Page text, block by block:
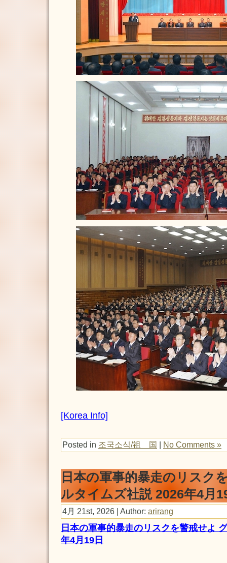
[Korea Info]
Posted in 조국소식/祖 国 | No Comments »
日本の軍事的暴走のリスク
ルタイムズ社説 2026年4月
4月 21st, 2026 | Author: arirang
日本の軍事的暴走のリスクを警戒せよ
年4月19日